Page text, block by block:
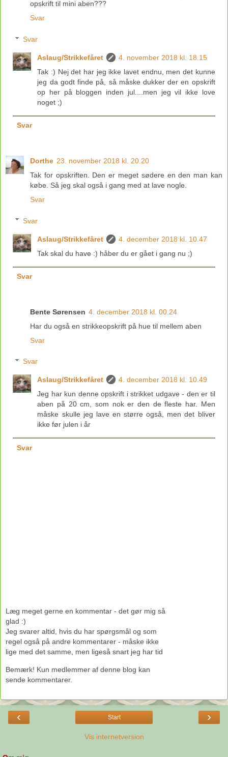
opskrift til mini aben???
Svar
Svar
Aslaug/Strikkefåret
4. november 2018 kl. 18.15
Tak :) Nej det har jeg ikke lavet endnu, men det kunne
jeg da godt finde på, så måske dukker der en opskrift
op her på bloggen inden jul....men jeg vil ikke love
noget ;)
Svar
Dorthe 23. november 2018 kl. 20.20
Tak for opskriften. Den er meget sødere en den man kan
købe. Så jeg skal også i gang med at lave nogle.
Svar
Svar
Aslaug/Strikkefåret
4. december 2018 kl. 10.47
Tak skal du have :) håber du er gået i gang nu ;)
Svar
Bente Sørensen 4. december 2018 kl. 00.24
Har du også en strikkeopskrift på hue til mellem aben
Svar
Svar
Aslaug/Strikkefåret
4. december 2018 kl. 10.49
Jeg har kun denne opskrift i strikket udgave - den er til
aben på 20 cm, som nok er den de fleste har. Men
måske skulle jeg lave en større også, men det bliver
ikke før julen i år
Svar
Læg meget gerne en kommentar - det gør mig så
glad :)
Jeg svarer altid, hvis du har spørgsmål og som
regel også på andre kommentarer - måske ikke
lige med det samme, men ligeså snart jeg har tid
Bemærk! Kun medlemmer af denne blog kan
sende kommentarer.
‹ ›
Start
Vis internetversion